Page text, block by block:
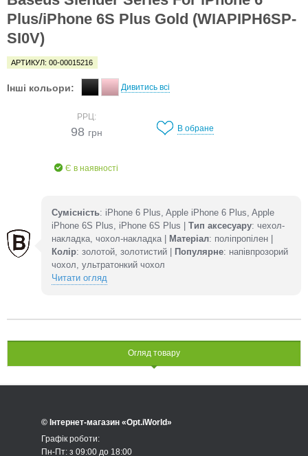
Plus/iPhone 6S Plus Gold (WIAPIPH6SP-
SI0V)
АРТИКУЛ: 00-00015216
Інші кольори: Дивитись всі
РРЦ:
98 грн
Є в наявності
В обране
Сумісність: iPhone 6 Plus, Apple iPhone 6 Plus, Apple
iPhone 6S Plus, iPhone 6S Plus | Тип аксесуару: чехол-
накладка, чохол-накладка |
Матеріал: поліпропілен |
Колір: золотой, золотистий | Популярне: напівпрозорий
чохол, ультратонкий чохол
Читати огляд
Огляд товару
© Інтернет-магазин «Opt.iWorld»
Графік роботи:
Пн-Пт: з 09:00 до 18:00